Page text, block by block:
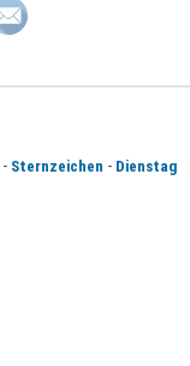
- Sternzeichen - Dienstag